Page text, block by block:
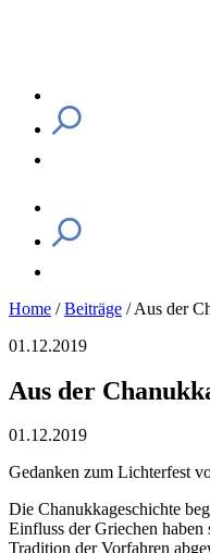
Home /Beiträge /Aus der
01.12.2019
Aus der
01.12.2019
Gedanken zum Lichterfest
Die Chanukkageschichte
Einfluss der Griechen
Tradition der Vorfahren